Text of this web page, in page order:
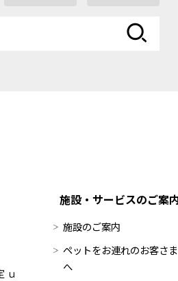
ｕ
施設・サービスのご案内
施設のご案内
ペットをお連れのお客さま
へ